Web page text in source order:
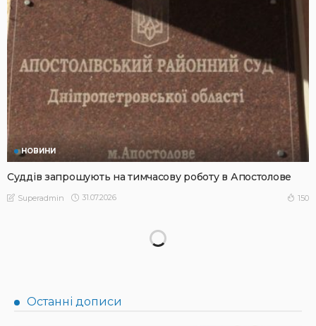
НОВИНИ
Суддів запрошують на тимчасову роботу в Апостолове
Superadmin 31.07.2026 150